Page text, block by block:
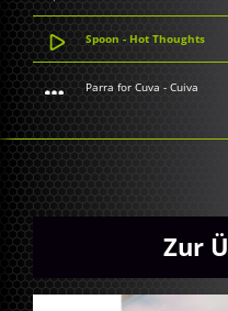
Spoon - Hot Thoughts
Parra for Cuva - Cuiva
Zur